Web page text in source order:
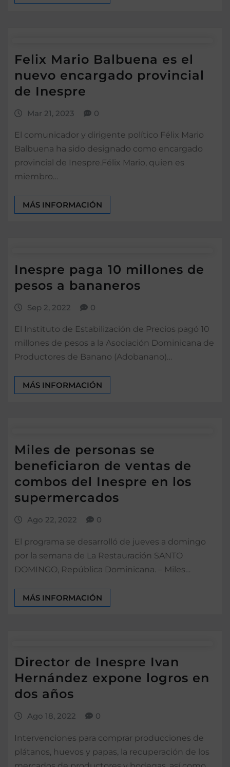
Felix Mario Balbuena es el
nuevo encargado provincial
de Inespre
Mar 21, 2023 0
El comunicador y dirigente político Félix Mario
Balbuena ha sido designado como encargado
provincial de Inespre.Félix Mario, quien es
miembro…
MÁS INFORMACIÓN
Inespre paga 10 millones de
pesos a bananeros
Sep 2, 2022 0
El Instituto de Estabilización de Precios pagó 10
millones de pesos a la Asociación Dominicana de
Productores de Banano (Adobanano)…
MÁS INFORMACIÓN
Miles de personas se
beneficiaron de ventas de
combos del Inespre en los
supermercados
Ago 22, 2022 0
El programa se desarrolló de jueves a domingo
por la semana de La Restauración SANTO
DOMINGO, República Dominicana. – Miles…
MÁS INFORMACIÓN
Director de Inespre Ivan
Hernández expone logros en
dos años
Ago 18, 2022 0
Intervenciones para comprar producciones de
plátanos, huevos y papas, la recuperación de los